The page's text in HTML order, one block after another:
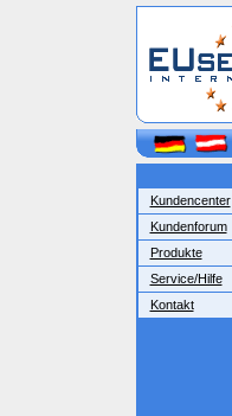
Kundencenter
Kundenforum
Produkte
Service/Hilfe
Kontakt